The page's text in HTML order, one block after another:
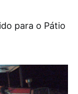
para o Pátio